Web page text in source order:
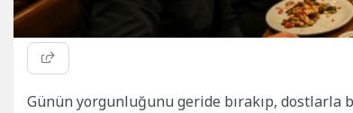
Günün yorgunluğunu geride bırakıp,